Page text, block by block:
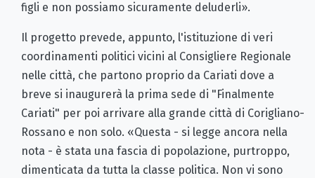
figli e non possiamo sicuramente deluderli».
Il progetto prevede, appunto, l'istituzione di veri
coordinamenti politici vicini al Consigliere Regionale
nelle città, che partono proprio da Cariati dove a
breve si inaugurerà la prima sede di "Finalmente
Cariati" per poi arrivare alla grande città di Corigliano-
Rossano e non solo. «Questa - si legge ancora nella
nota - è stata una fascia di popolazione, purtroppo,
dimenticata da tutta la classe politica. Non vi sono